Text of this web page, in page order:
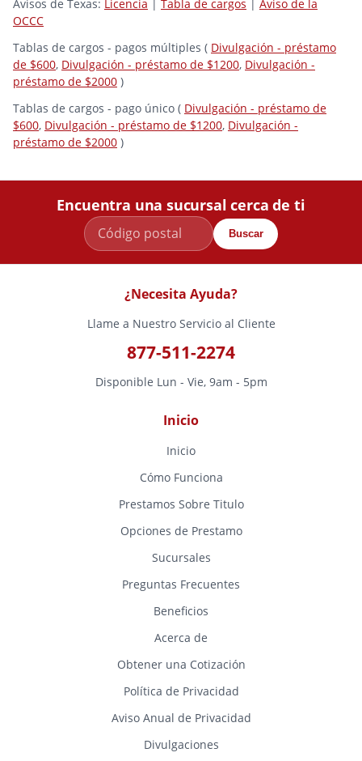
Avisos de Texas: Licencia | Tabla de cargos | Aviso de la
OCCC
Tablas de cargos - pagos múltiples ( Divulgación - préstamo
de $600, Divulgación - préstamo de $1200, Divulgación -
préstamo de $2000 )
Tablas de cargos - pago único ( Divulgación - préstamo de
$600, Divulgación - préstamo de $1200, Divulgación -
préstamo de $2000 )
Encuentra una sucursal cerca de ti
Buscar
¿Necesita Ayuda?
Llame a Nuestro Servicio al Cliente
877-511-2274
Disponible Lun - Vie, 9am - 5pm
Inicio
Inicio
Cómo Funciona
Prestamos Sobre Titulo
Opciones de Prestamo
Sucursales
Preguntas Frecuentes
Beneficios
Acerca de
Obtener una Cotización
Política de Privacidad
Aviso Anual de Privacidad
Divulgaciones